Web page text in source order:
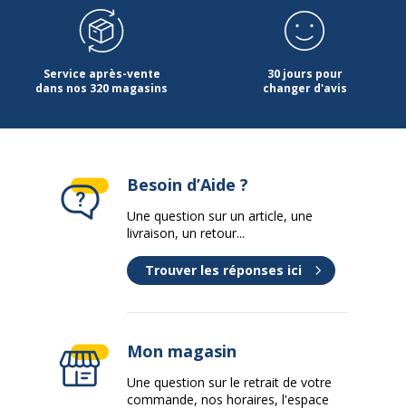
Service après-vente
dans nos 320 magasins
30 jours pour
changer d'avis
Besoin d’Aide ?
Une question sur un article, une
livraison, un retour...
Trouver les réponses ici
Mon magasin
Une question sur le retrait de votre
commande, nos horaires, l'espace